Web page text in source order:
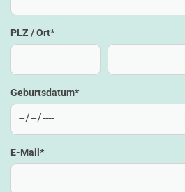
PLZ / Ort*
Geburtsdatum*
E-Mail*